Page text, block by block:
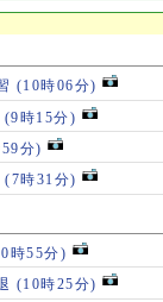
(10時06分)
(9時15分)
分)
(7時31分)
時55分)
(10時25分)